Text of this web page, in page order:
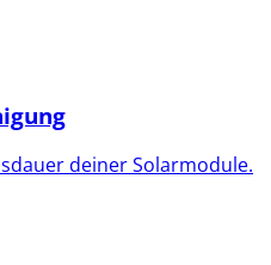
deiner Solarmodule.